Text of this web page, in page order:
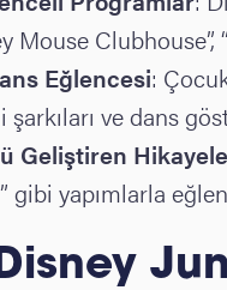
Mouse
Eğlencesi:
şarkıları ve dans
Geliştiren
gibi yapımlarla